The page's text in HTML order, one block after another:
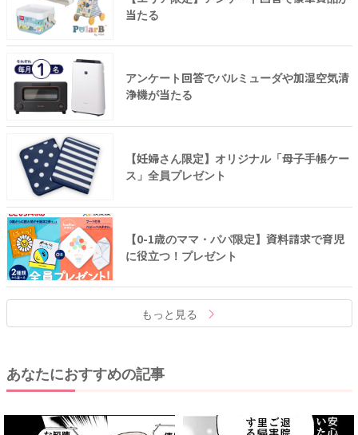
当たる
アンケート回答でバルミューダや加湿空気清
浄機が当たる
【妊婦さん限定】オリジナル「母子手帳ケー
ス」全員プレゼント
【0-1歳のママ・パパ限定】資料請求で育児
に役立つ！プレゼント
もっと見る
あなたにおすすめの記事